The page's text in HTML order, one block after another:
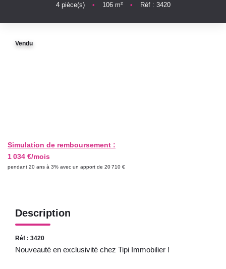
Biens Vendus
4pièce(s) • 106m² • Réf : 3420
Vendu
Simulation de remboursement :
1 034 €/mois
pendant 20 ans à 3% avec un apport de 20 710 €
Description
Réf : 3420
Nouveauté en exclusivité chez Tipi Immobilier !